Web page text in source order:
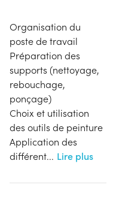
Organisation du
poste de travail
Préparation des
supports (nettoyage,
rebouchage,
ponçage)
Choix et utilisation
des outils de peinture
Application des
différent... Lire plus